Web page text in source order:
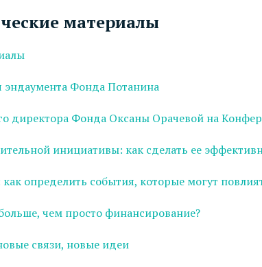
материалы
эндаумента Фонда Потанина
директора Фонда Оксаны Орачевой на
инициативы: как сделать ее
определить события, которые могут
чем просто финансирование?
связи, новые идеи